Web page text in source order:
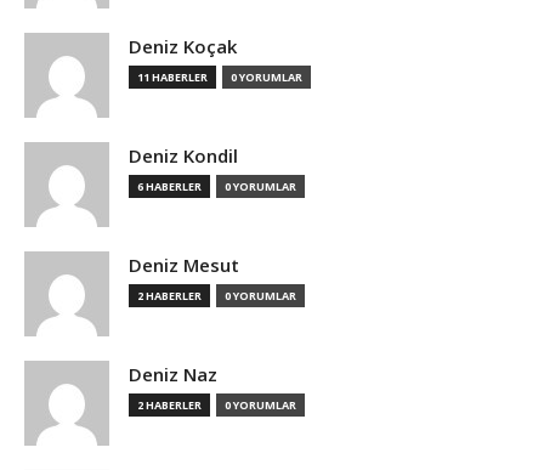
Deniz Koçak
11 HABERLER 0 YORUMLAR
Deniz Kondil
6 HABERLER 0 YORUMLAR
Deniz Mesut
2 HABERLER 0 YORUMLAR
Deniz Naz
2 HABERLER 0 YORUMLAR